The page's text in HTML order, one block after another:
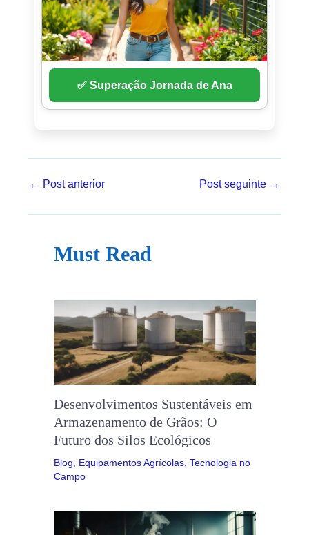
✅ Superação Jornada de Ana
← Post anterior Post seguinte →
Must Read
Desenvolvimentos Sustentáveis ​​em
Armazenamento de Grãos: O
Futuro dos Silos Ecológicos
Blog Equipamentos Agrícolas, Tecnologia no
Campo